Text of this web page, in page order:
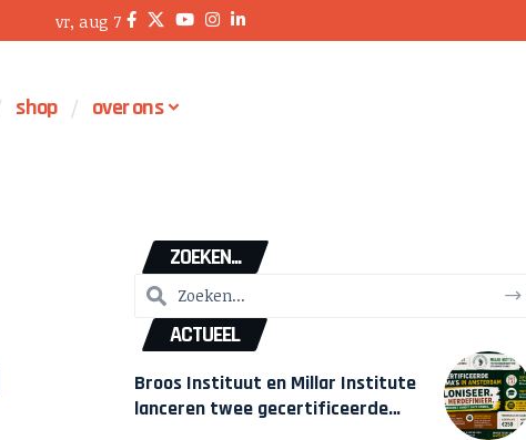
vr, aug 7
shop over ons
ZOEKEN...
ACTUEEL
Broos Instituut en Millar Institute
lanceren twee gecertificeerde